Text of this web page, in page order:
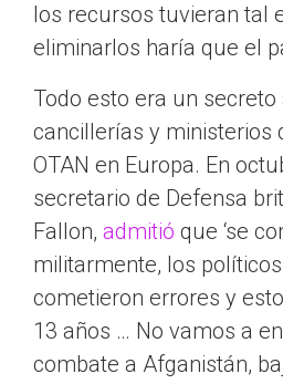
los recursos tuvieran tal
eliminarlos haría que el
Todo esto era un
cancillerías y ministerios
OTAN en Europa. En
secretario de Defensa
Fallon, admitió que ‘se
militarmente, los
cometieron errores y
13 años … No vamos a
combate a Afganistán,